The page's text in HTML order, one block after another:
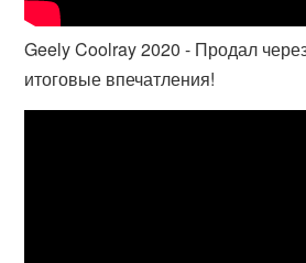
Geely Coolray 2020 - Продал
итоговые впечатления!